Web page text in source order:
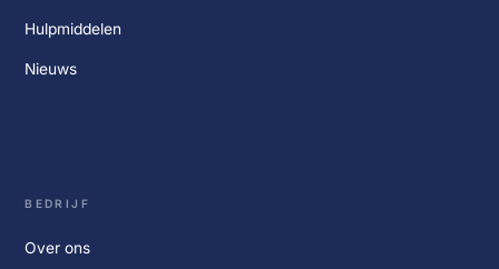
Hulpmiddelen
Nieuws
BEDRIJF
Over ons